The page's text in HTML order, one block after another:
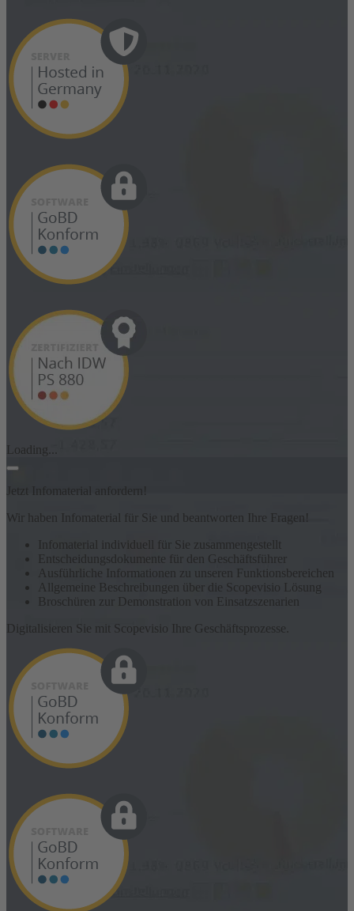
Loading...
Jetzt Infomaterial anfordern!
Wir haben Infomaterial für Sie und beantworten Ihre Fragen!
Infomaterial individuell für Sie zusammengestellt
Entscheidungsdokumente für den Geschäftsführer
Ausführliche Informationen zu unseren Funktionsbereichen
Allgemeine Beschreibungen über die Scopevisio Lösung
Broschüren zur Demonstration von Einsatzszenarien
Digitalisieren Sie mit Scopevisio Ihre Geschäftsprozesse.